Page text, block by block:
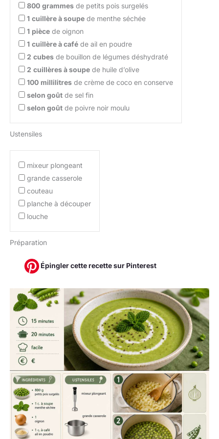
800 grammes de petits pois surgelés
1 cuillère à soupe de menthe séchée
1 pièce de oignon
1 cuillère à café de ail en poudre
2 cubes de bouillon de légumes déshydraté
2 cuillères à soupe de huile d’olive
100 millilitres de crème de coco en conserve
selon goût de sel fin
selon goût de poivre noir moulu
Ustensiles
mixeur plongeant
grande casserole
couteau
planche à découper
louche
Préparation
Épingler cette recette sur Pinterest